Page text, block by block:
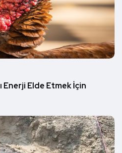
Enerji Elde Etmek İçin